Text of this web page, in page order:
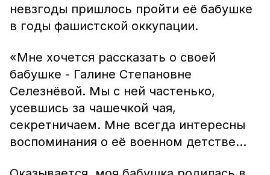
невзгоды пришлось пройти её бабушке
в годы фашистской оккупации.
«Мне хочется рассказать о своей
бабушке - Галине Степановне
Селезнёвой. Мы с ней частенько,
усевшись за чашечкой чая,
секретничаем. Мне всегда интересны
воспоминания о её военном детстве…